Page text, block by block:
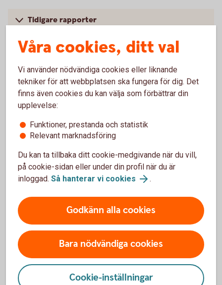
Tidigare rapporter
Temarapport
Köp av nyproducerad bostadsrätt (pdf)
Tidigare temarapporter
Våra cookies, ditt val
Vi använder nödvändiga cookies eller liknande
tekniker för att webbplatsen ska fungera för dig. Det
finns även cookies du kan välja som förbättrar din
upplevelse:
Funktioner, prestanda och statistik
Relevant marknadsföring
Du kan ta tillbaka ditt cookie-medgivande när du vill,
på cookie-sidan eller under din profil när du är
inloggad. Så hanterar vi cookies .
Godkänn alla cookies
Bara nödvändiga cookies
Cookie-inställningar